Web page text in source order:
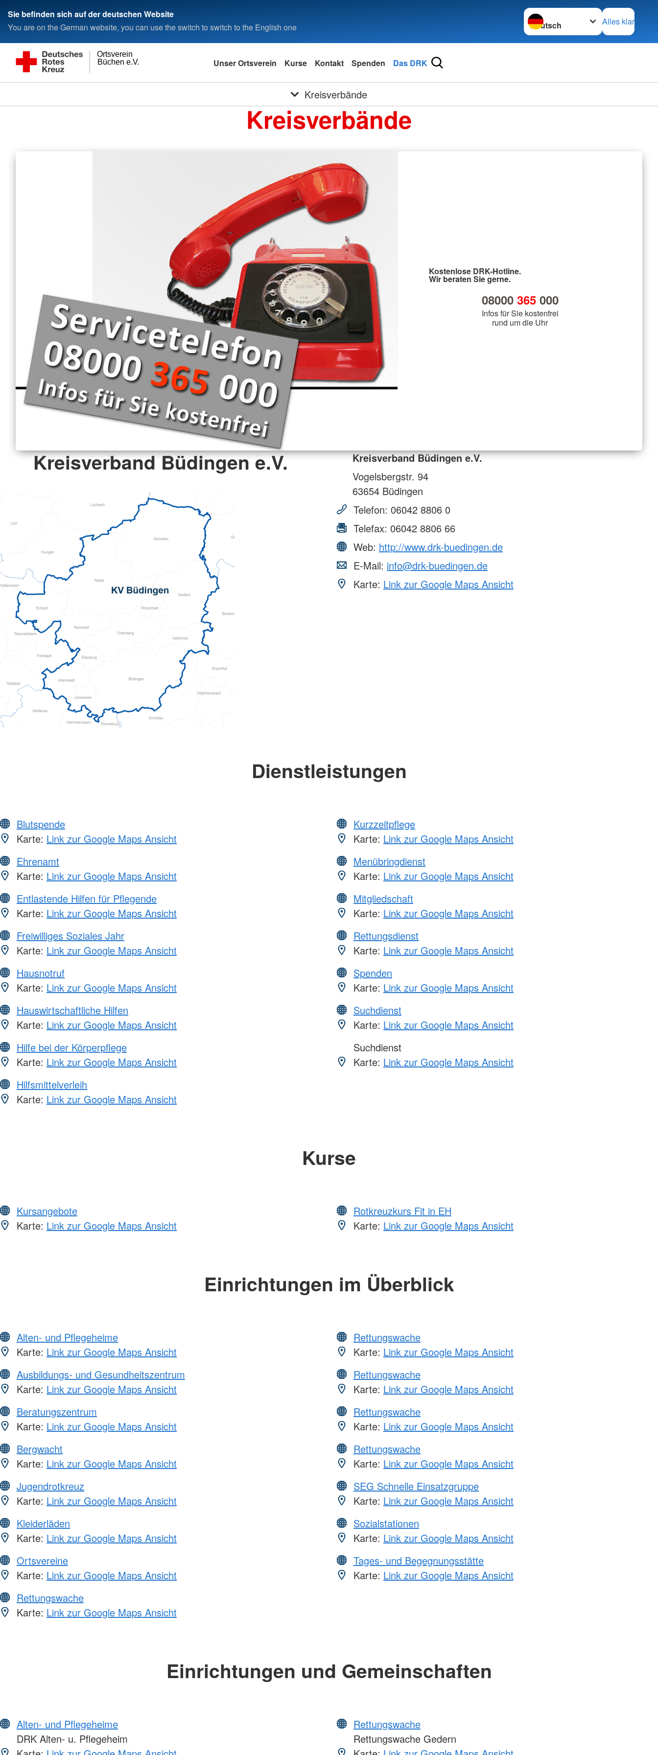
Sie befinden sich auf der deutschen Website
You are on the German website, you can use the switch to switch to the English one
Sprache wechseln zu
Alles klar
Büchen e.V.
Ortsverein
Unser Ortsverein Kurse Kontakt Spenden Das DRK
Kreisverbände
Kreisverbände
Kostenlose DRK-Hotline.
Wir beraten Sie gerne.
08000 365000
Infos für Sie kostenfrei
rund um die Uhr
Kreisverband Büdingen e.V.
Kreisverband Büdingen e.V.
Vogelsbergstr. 94
63654 Büdingen
Telefon: 06042 8806 0
Telefax: 06042 8806 66
Web: http://www.drk-buedingen.de
E-Mail: info@drk-buedingen.de
Karte: Link zur Google Maps Ansicht
Dienstleistungen
Blutspende
Karte: Link zur Google Maps Ansicht
Ehrenamt
Karte: Link zur Google Maps Ansicht
Entlastende Hilfen für Pflegende
Karte: Link zur Google Maps Ansicht
Freiwilliges Soziales Jahr
Karte: Link zur Google Maps Ansicht
Hausnotruf
Karte: Link zur Google Maps Ansicht
Hauswirtschaftliche Hilfen
Karte: Link zur Google Maps Ansicht
Hilfe bei der Körperpflege
Karte: Link zur Google Maps Ansicht
Hilfsmittelverleih
Karte: Link zur Google Maps Ansicht
Kurzzeitpflege
Karte: Link zur Google Maps Ansicht
Menübringdienst
Karte: Link zur Google Maps Ansicht
Mitgliedschaft
Karte: Link zur Google Maps Ansicht
Rettungsdienst
Karte: Link zur Google Maps Ansicht
Spenden
Karte: Link zur Google Maps Ansicht
Suchdienst
Karte: Link zur Google Maps Ansicht
Suchdienst
Karte: Link zur Google Maps Ansicht
Kurse
Kursangebote
Karte: Link zur Google Maps Ansicht
Rotkreuzkurs Fit in EH
Karte: Link zur Google Maps Ansicht
Einrichtungen im Überblick
Alten- und Pflegeheime
Karte: Link zur Google Maps Ansicht
Ausbildungs- und Gesundheitszentrum
Karte: Link zur Google Maps Ansicht
Beratungszentrum
Karte: Link zur Google Maps Ansicht
Bergwacht
Karte: Link zur Google Maps Ansicht
Jugendrotkreuz
Karte: Link zur Google Maps Ansicht
Kleiderläden
Karte: Link zur Google Maps Ansicht
Ortsvereine
Karte: Link zur Google Maps Ansicht
Rettungswache
Karte: Link zur Google Maps Ansicht
Rettungswache
Karte: Link zur Google Maps Ansicht
Rettungswache
Karte: Link zur Google Maps Ansicht
Rettungswache
Karte: Link zur Google Maps Ansicht
Rettungswache
Karte: Link zur Google Maps Ansicht
SEG Schnelle Einsatzgruppe
Karte: Link zur Google Maps Ansicht
Sozialstationen
Karte: Link zur Google Maps Ansicht
Tages- und Begegnungsstätte
Karte: Link zur Google Maps Ansicht
Einrichtungen und Gemeinschaften
Alten- und Pflegeheime
DRK Alten- u. Pflegeheim
Rettungswache
Rettungswache Gedern